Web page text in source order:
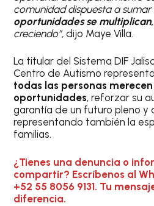
comunidad dispuesta a sumar
oportunidades se multiplican,
creciendo”, dijo Maye Villa.
La titular del Sistema DIF
Centro de Autismo
todas las personas
oportunidades, reforzar su
garantía de un futuro pleno y
representando también la
familias.
¿Tienes una denuncia o
compartir? Escríbenos al
+52 55 8056 9131. Tu
diferencia.